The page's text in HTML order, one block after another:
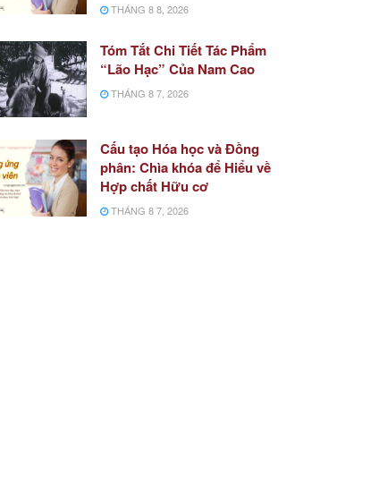
THÁNG 8 8, 2026
Tóm Tắt Chi Tiết Tác Phẩm
“Lão Hạc” Của Nam Cao
THÁNG 8 7, 2026
Cấu tạo Hóa học và Đồng
phân: Chìa khóa để Hiểu về
Hợp chất Hữu cơ
THÁNG 8 7, 2026